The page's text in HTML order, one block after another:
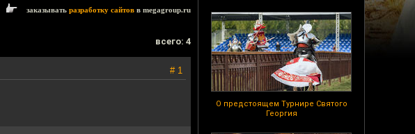
О предстоящем Турнире Святого
Георгия
заказывать разработку сайтов в megagroup.ru
всего: 4
# 1